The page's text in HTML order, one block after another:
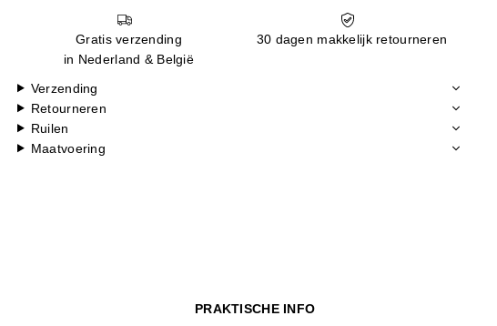
Gratis verzending
in Nederland & België
30 dagen makkelijk retourneren
Verzending
Retourneren
Ruilen
Maatvoering
PRAKTISCHE INFO